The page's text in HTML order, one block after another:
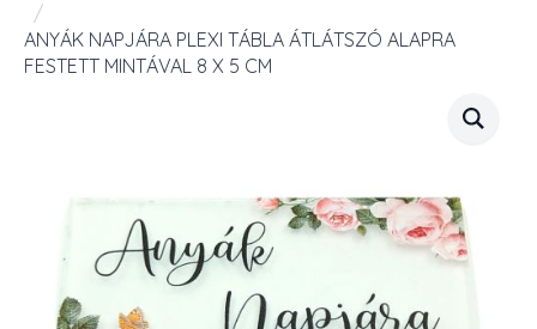
ANYÁK NAPJÁRA PLEXI TÁBLA ÁTLÁTSZÓ ALAPRA
FESTETT MINTÁVAL 8 X 5 CM